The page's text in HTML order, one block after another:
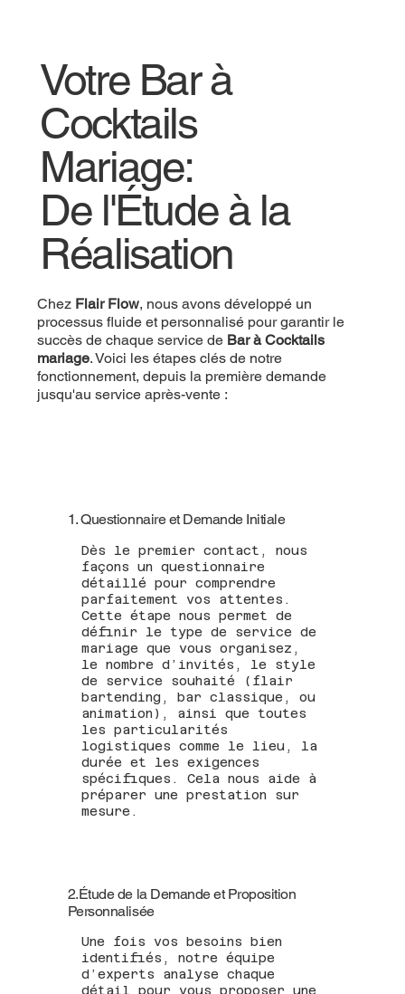
Votre Bar à
Cocktails
Mariage:
De l'Étude à la
Réalisation
Chez Flair Flow, nous avons développé un
processus fluide et personnalisé pour garantir le
succès de chaque service de Bar à Cocktails
mariage. Voici les étapes clés de notre
fonctionnement, depuis la première demande
jusqu'au service après-vente :
1. Questionnaire et Demande Initiale
Dès le premier contact, nous
façons un questionnaire
détaillé pour comprendre
parfaitement vos attentes.
Cette étape nous permet de
définir le type de service de
mariage que vous organisez,
le nombre d’invités, le style
de service souhaité (flair
bartending, bar classique, ou
animation), ainsi que toutes
les particularités
logistiques comme le lieu, la
durée et les exigences
spécifiques. Cela nous aide à
préparer une prestation sur
mesure.
2.Étude de la Demande et Proposition
Personnalisée
Une fois vos besoins bien
identifiés, notre équipe
d’experts analyse chaque
détail pour vous proposer une